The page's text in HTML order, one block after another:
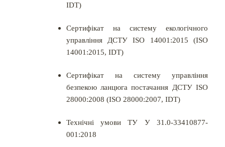
IDT)
Сертифікат на систему екологічного
управління ДСТУ ISO 14001:2015 (ISO
14001:2015, IDT)
Сертифікат на систему управління
безпекою ланцюга постачання ДСТУ ISO
28000:2008 (ISO 28000:2007, IDT)
Технічні умови ТУ У 31.0-33410877-
001:2018